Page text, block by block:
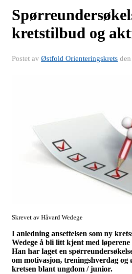
kretstilbud og
Postet av Østfold Orienteringskrets den
Skrevet av Håvard Wedege
I anledning ansettelsen som ny
Wedege å bli litt kjent med
Han har laget en
om motivasjon, treningshverdag
kretsen blant ungdom / junior.